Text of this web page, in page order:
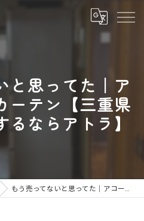
と思ってた｜ア
ーテン【三重県
ならアトラ】
もう売ってないと思ってた｜アコーディオンカーテン【三重県でリフォームするならアトラ】